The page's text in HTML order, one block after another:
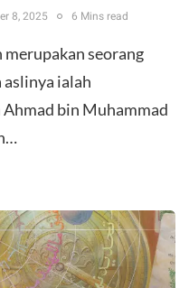
8, 2025 6 Mins read
seorang
ialah
bin Muhammad